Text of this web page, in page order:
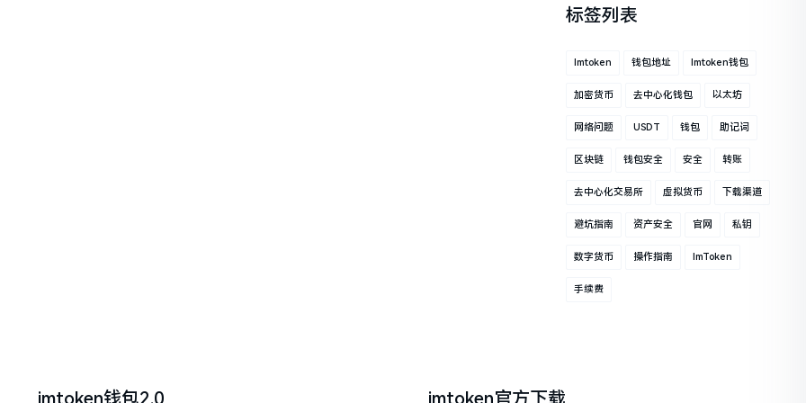
标签列表
Imtoken 钱包地址 Imtoken钱包
加密货币 去中心化钱包 以太坊
网络问题 USDT 钱包 助记词
区块链 钱包安全 安全 转账
去中心化交易所 虚拟货币 下载渠道
避坑指南 资产安全 官网 私钥
数字货币 操作指南 ImToken
手续费